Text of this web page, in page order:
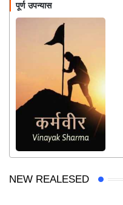
पूर्ण उपन्यास
NEW REALESED